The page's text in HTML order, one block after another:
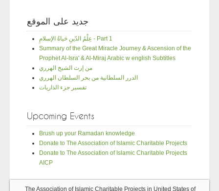
جديد على الموقع
عِلْمُ الدّينِ حَياةُ الإسلامِ - Part 1
Summary of the Great Miracle Journey & Ascension of the
Prophet Al-Isra' & Al-Miraj Arabic w english Subtitles
من إرث الشيخ الهرري
الدرر السلطانية من بحر السلطان الهرري
تفسير جزء الذاريات
Upcoming Events
Brush up your Ramadan knowledge
Donate to The Association of Islamic Charitable Projects
Donate to The Association of Islamic Charitable Projects
AICP
The Association of Islamic Charitable Projects in United States of